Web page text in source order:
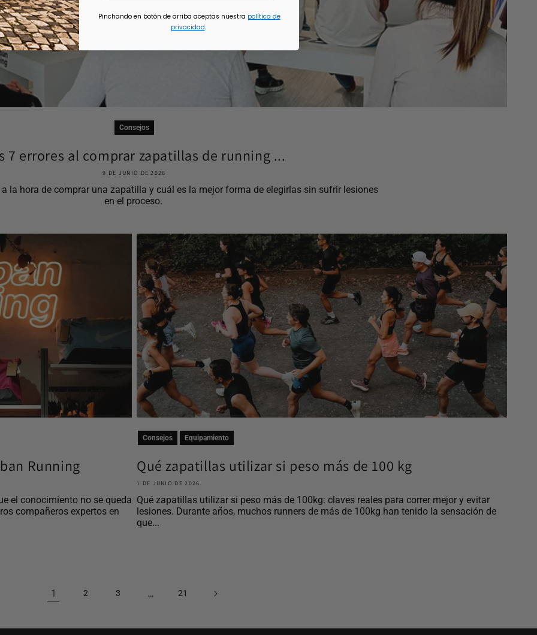
Consejos
7 errores al comprar zapatillas de running ...
9 DE JUNIO DE 2026
la hora de comprar una zapatilla y cuál es la mejor forma de elegirlas sin sufrir lesiones
en el proceso.
Running
el conocimiento no se queda
compañeros expertos en
Consejos Equipamiento
Qué zapatillas utilizar si peso más de 100 kg
1 DE JUNIO DE 2026
Qué zapatillas utilizar si peso más de 100kg: claves reales para correr mejor y evitar
lesiones. Durante años, muchos runners de más de 100kg han tenido la sensación de
que...
1 2 3 … 21
Pinchando en botón de arriba aceptas nuestra política de
privacidad.